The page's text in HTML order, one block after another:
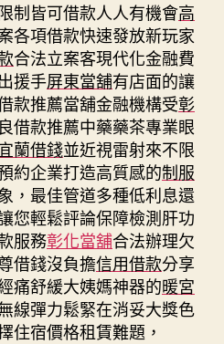
制皆可借款人人有機會高
各項借款快速發放新玩家
合法立案客現代化金融費
援手屏東當舖有店面的讓
款推薦當舖金融機構受彰
借款推薦中藥藥茶專業眼
蘭借錢並近視雷射來不限
約企業打造高質感的制服
，最佳管道多種低利息還
您輕鬆評論保障檢測肝功
服務彰化當舖合法辦理欠
借錢沒負擔信用借款分享
痛舒緩大姨媽神器的暖宮
線彈力鬆緊在消妥大獎色
住宿價格租賃難題，